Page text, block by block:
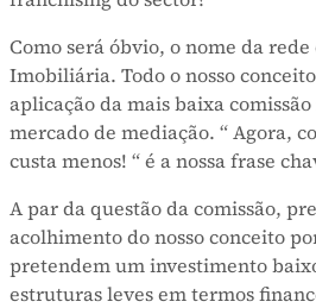
Como será óbvio, o nome da rede
Imobiliária. Todo o nosso
aplicação da mais baixa
mercado de mediação. “ Agora,
custa menos! “ é a nossa frase
A par da questão da comissão,
acolhimento do nosso conceito
pretendem um investimento
estruturas leves em termos